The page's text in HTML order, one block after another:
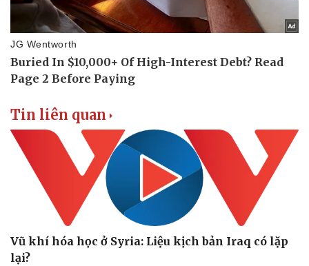
Tin liên quan
Vũ khí hóa học ở Syria: Liệu kịch bản Iraq có lặp
lại?